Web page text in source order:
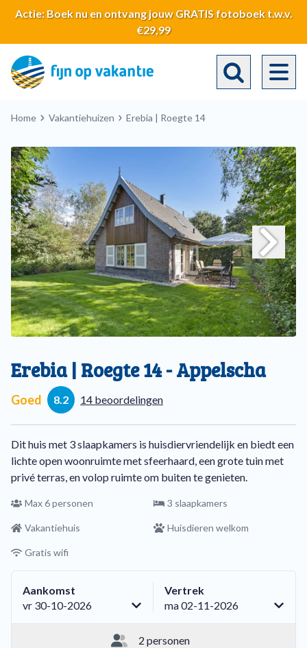
Overslaan
naar
algemene
inhoud
Actie: Boek nu en ontvang jouw GRATIS fotoboek t.w.v.
€29,99
Toggle search
Breadcrumb
Home Vakantiehuizen Erebia | Roegte 14
Erebia | Roegte 14 - Appelscha
Goed 8.2 14 beoordelingen
Dit huis met 3 slaapkamers is huisdiervriendelijk en biedt een
lichte open woonruimte met sfeerhaard, een grote tuin met
privé terras, en volop ruimte om buiten te genieten.
Max 6 personen 3 slaapkamers
Vakantiehuis Huisdieren welkom
Gratis wifi
Aankomst
vr 30-10-2026
Vertrek
ma 02-11-2026
2 personen